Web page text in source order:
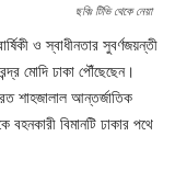
ছবিঃ টিভি থেকে নেয়া
ও স্বাধীনতার সুবর্ণজয়ন্তী
মোদি ঢাকা পৌঁছেছেন।
শাহজালাল আন্তর্জাতিক
বিমানটি ঢাকার পথে